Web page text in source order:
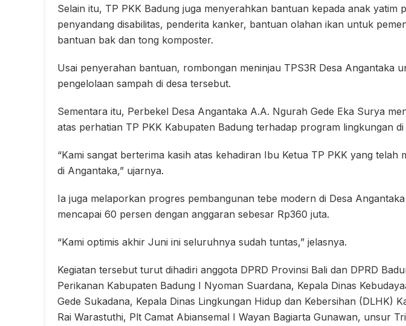
Selain itu, TP PKK Badung juga menyerahkan bantuan kepada anak yatim
penyandang disabilitas, penderita kanker, bantuan olahan ikan untuk
bantuan bak dan tong komposter.
Usai penyerahan bantuan, rombongan meninjau TPS3R Desa Angantaka
pengelolaan sampah di desa tersebut.
Sementara itu, Perbekel Desa Angantaka A.A. Ngurah Gede Eka Surya
atas perhatian TP PKK Kabupaten Badung terhadap program lingkungan
“Kami sangat berterima kasih atas kehadiran Ibu Ketua TP PKK yang telah
di Angantaka,” ujarnya.
Ia juga melaporkan progres pembangunan tebe modern di Desa
mencapai 60 persen dengan anggaran sebesar Rp360 juta.
“Kami optimis akhir Juni ini seluruhnya sudah tuntas,” jelasnya.
Kegiatan tersebut turut dihadiri anggota DPRD Provinsi Bali dan DPRD
Perikanan Kabupaten Badung I Nyoman Suardana, Kepala Dinas
Gede Sukadana, Kepala Dinas Lingkungan Hidup dan Kebersihan (DLHK)
Rai Warastuthi, Plt Camat Abiansemal I Wayan Bagiarta Gunawan, unsur